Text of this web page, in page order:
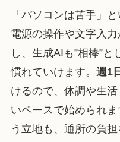
「パソコンは苦手」
電源の操作や文字入
し、生成AIも”相棒”
慣れていけます。 週1
けるので、体調や生
いペースで始められ
う立地も、通所の負